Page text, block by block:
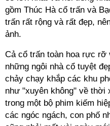
gồm Thúc Hà cổ trấn và
trấn rất rộng và rất đẹp,
ảnh.
Cả cổ trấn toàn hoa rực
những ngôi nhà cổ tuyệt
chảy chạy khắp các khu
như "xuyên không" về
trong một bộ phim kiếm
các ngóc ngách, con phố